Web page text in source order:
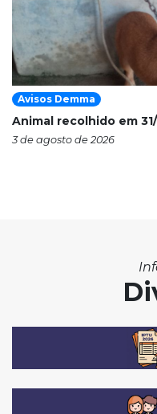
Avisos Demma
Animal recolhido em
3 de agosto de 2026